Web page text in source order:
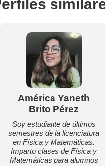
América Yaneth
Brito Pérez
Soy estudiante de últimos
semestres de la licenciatura
en Física y Matemáticas.
Imparto clases de Física y
Matemáticas para alumnos